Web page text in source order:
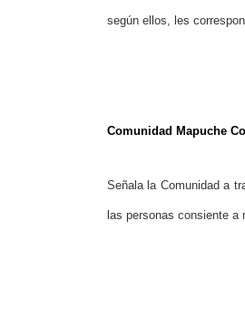
según ellos, les
Comunidad Mapuche
Señala la Comunidad a
las personas consiente